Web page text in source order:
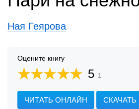
Ная Геярова
Оцените книгу
5 1
ЧИТАТЬ ОНЛАЙН СКАЧАТЬ